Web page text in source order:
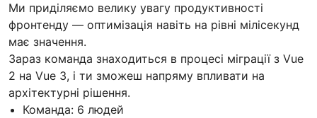
Ми приділяємо велику увагу продуктивності
фронтенду — оптимізація навіть на рівні мілісекунд
має значення.
Зараз команда знаходиться в процесі міграції з Vue
2 на Vue 3, і ти зможеш напряму впливати на
архітектурні рішення.
Команда: 6 людей